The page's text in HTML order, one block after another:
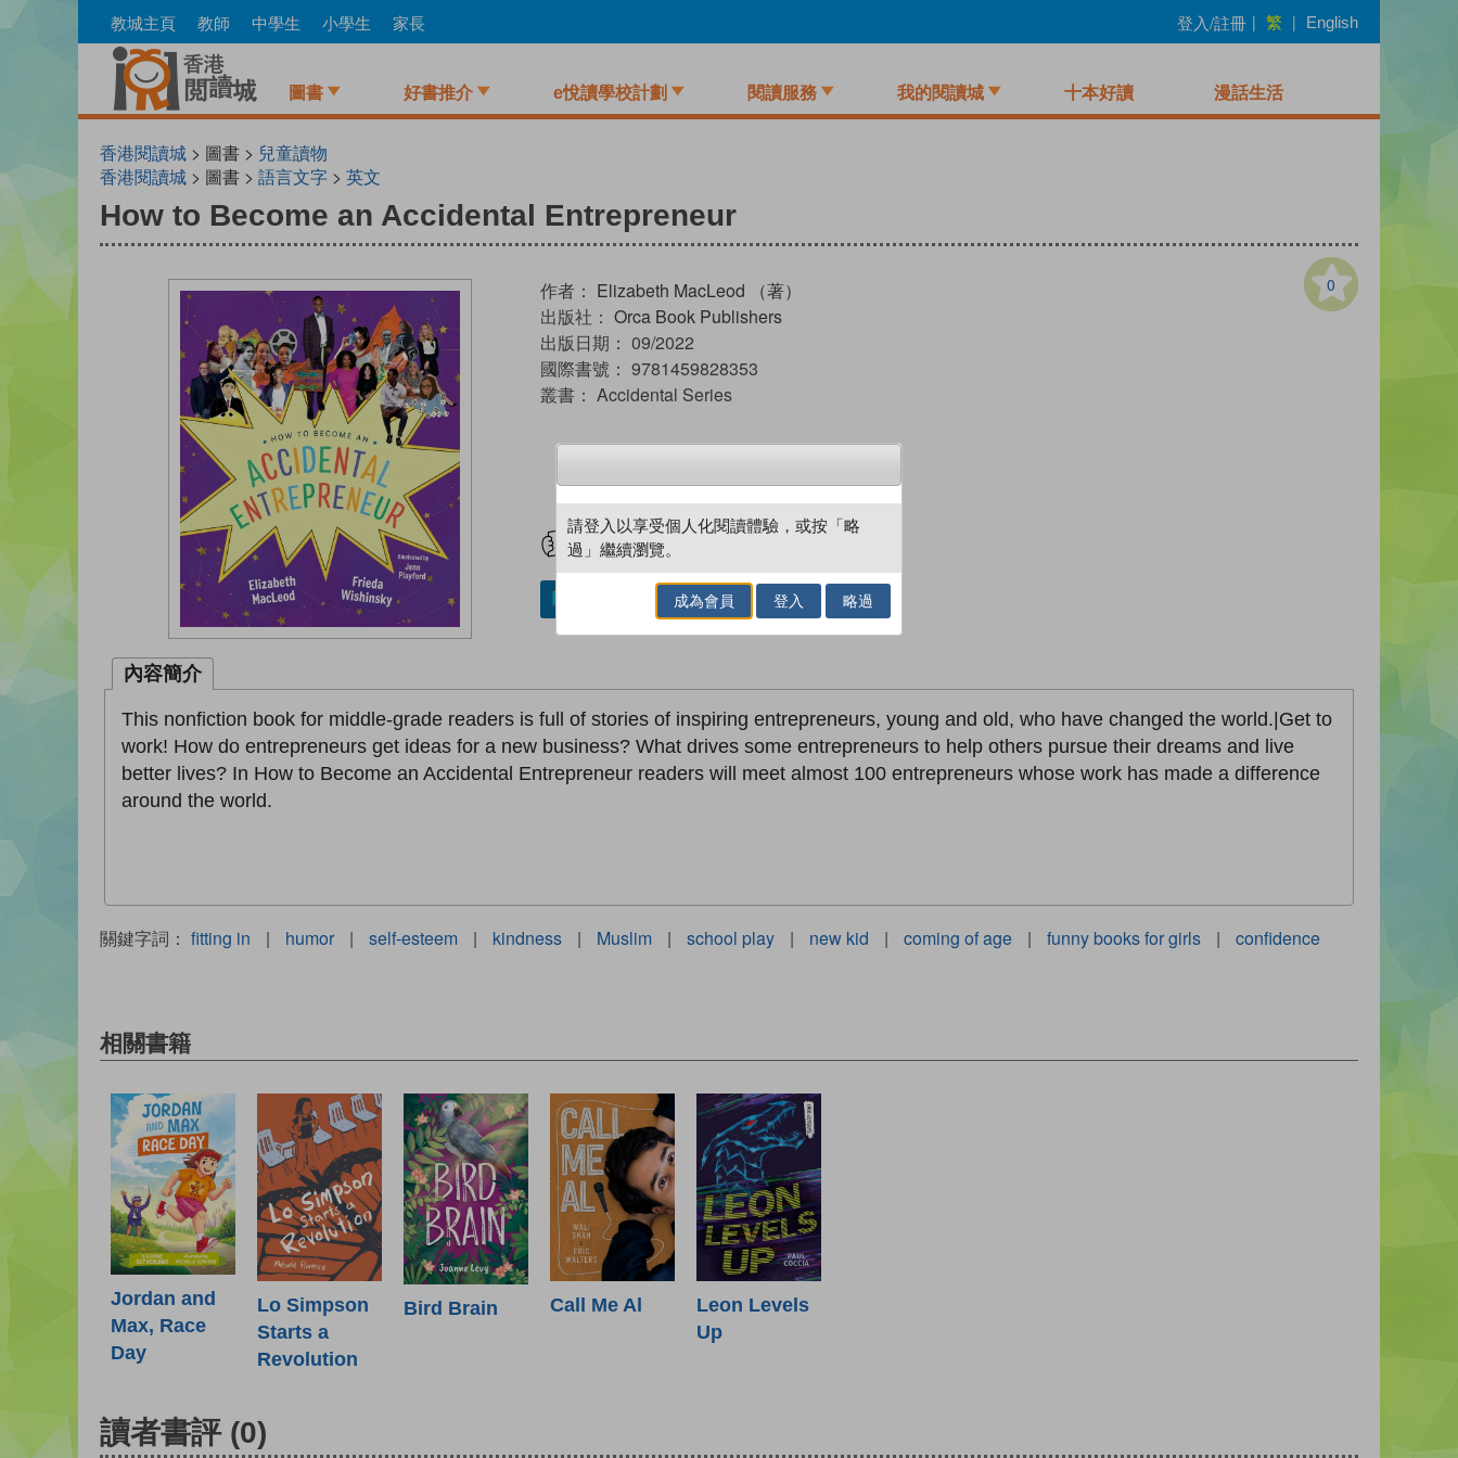
to
教城主頁 教師 中學生 小學生 家長 登入/註冊 | 繁 | English
圖書 好書推介 e悅讀學校計劃 閱讀服務 我的閱讀城 十本好讀 漫話生活
香港閱讀城 > 圖書 > 兒童讀物
香港閱讀城 > 圖書 > 語言文字 > 英文
How to Become an Accidental Entrepreneur
0
作者： Elizabeth MacLeod （著）
出版社： Orca Book Publishers
出版日期： 09/2022
國際書號： 9781459828353
叢書： Accidental Series
試閲 加入閱讀紀錄
加入／閱讀電子書
內容簡介
This nonfiction book for middle-grade readers is full of stories of inspiring entrepreneurs, young and old, who have changed the world.|Get to
work! How do entrepreneurs get ideas for a new business? What drives some entrepreneurs to help others pursue their dreams and live
better lives? In How to Become an Accidental Entrepreneur readers will meet almost 100 entrepreneurs whose work has made a difference
around the world.
關鍵字詞： fitting in | humor | self-esteem | kindness | Muslim | school play | new kid | coming of age | funny books for girls | confidence
相關書籍
Jordan and
Max, Race
Day
Lo Simpson
Starts a
Revolution
Bird Brain Call Me Al
Leon Levels
Up
讀者書評 (0)
請登入以享受個人化閱讀體驗，或按「略
過」繼續瀏覽。
成為會員 登入 略過